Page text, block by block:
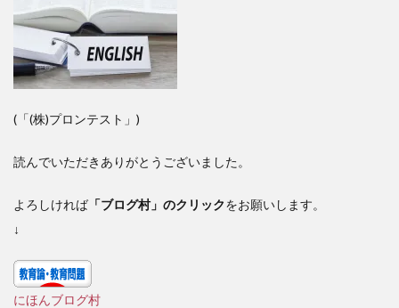
(「(株)プロンテスト」)
読んでいただきありがとうございました。
よろしければ 「ブログ村」のクリックをお願いします。
↓
にほんブログ村